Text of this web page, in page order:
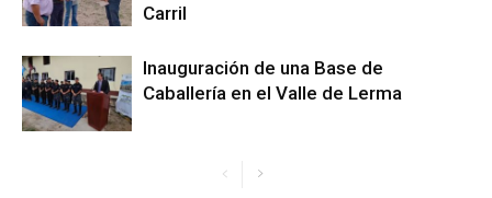
Carril
Inauguración de una Base de
Caballería en el Valle de Lerma